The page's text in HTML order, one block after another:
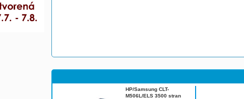
HP/Samsung CLT-
M506L/ELS 3500 stran